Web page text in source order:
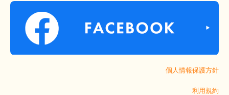
個人情報保護方針
利用規約